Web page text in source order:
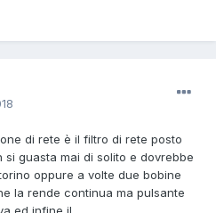
di rete è il filtro di rete posto
guasta mai di solito e dovrebbe
oppure a volte due bobine
la rende continua ma pulsante